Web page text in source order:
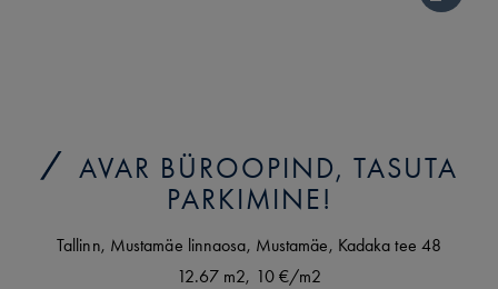
AVAR BÜROOPIND, TASUTA
PARKIMINE!
Tallinn, Mustamäe linnaosa, Mustamäe, Kadaka tee 48
12.67 m2, 10 €/m2